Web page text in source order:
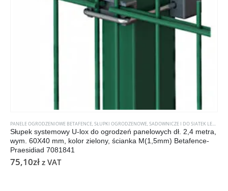
PANELE OGRODZENIOWE BETAFENCE SŁUPKI OGRODZENOWE, SADOWNICZE I DO SIATEK LEŚNYCH
Słupek systemowy U-lox do ogrodzeń panelowych dł. 2,4 metra,
wym. 60X40 mm, kolor zielony, ścianka M(1,5mm) Betafence-
Praesidiad 7081841
75,10zł z VAT